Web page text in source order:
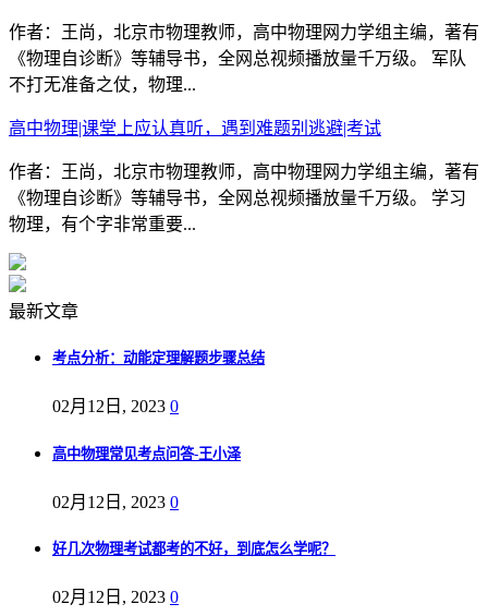
作者：王尚，北京市物理教师，高中物理网力学组主编，著有
《物理自诊断》等辅导书，全网总视频播放量千万级。 军队
不打无准备之仗，物理...
高中物理|课堂上应认真听，遇到难题别逃避|考试
作者：王尚，北京市物理教师，高中物理网力学组主编，著有
《物理自诊断》等辅导书，全网总视频播放量千万级。 学习
物理，有个字非常重要...
最新文章
考点分析：动能定理解题步骤总结
02月12日, 2023 0
高中物理常见考点问答-王小泽
02月12日, 2023 0
好几次物理考试都考的不好，到底怎么学呢？
02月12日, 2023 0